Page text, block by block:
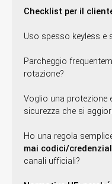
Checklist per il
Uso spesso keyless e
Parcheggio
rotazione?
Voglio una protezione
sicurezza che si
Ho una regola
mai codici/
canali ufficiali?